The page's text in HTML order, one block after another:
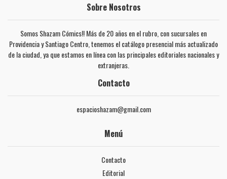
Sobre Nosotros
Somos Shazam Cómics!! Más de 20 años en el rubro, con sucursales en
Providencia y Santiago Centro, tenemos el catálogo presencial más actualizado
de la ciudad, ya que estamos en línea con las principales editoriales nacionales y
extranjeras.
Contacto
espacioshazam@gmail.com
Menú
Contacto
Editorial